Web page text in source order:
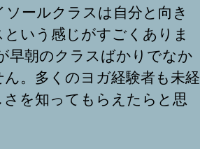
ールクラスは自分と向き
いう感じがすごくありま
早朝のクラスばかりでなか
。多くのヨガ経験者も未経
を知ってもらえたらと思